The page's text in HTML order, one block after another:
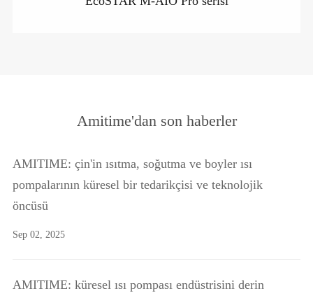
Amitime'dan son haberler
AMITIME: çin'in ısıtma, soğutma ve boyler ısı
pompalarının küresel bir tedarikçisi ve teknolojik
öncüsü
Sep 02, 2025
AMITIME: küresel ısı pompası endüstrisini derin